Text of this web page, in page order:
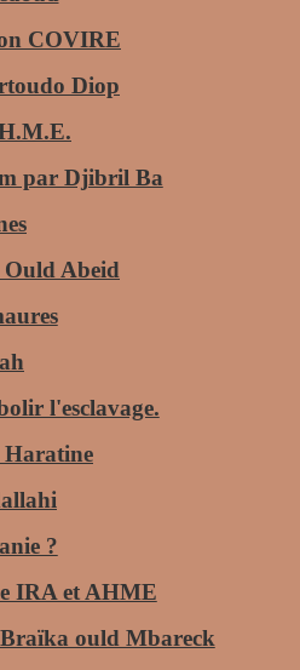
COVIRE
Diop
par Djibril Ba
Ould Abeid
l'esclavage.
Haratine
i
?
IRA et AHME
ould Mbareck